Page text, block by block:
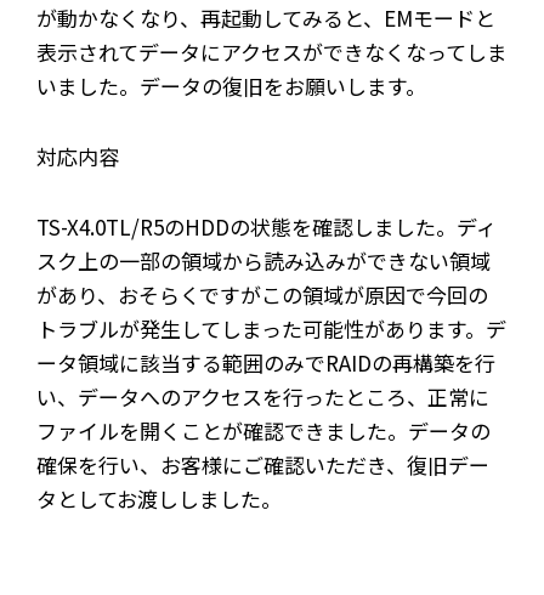
が動かなくなり、再起動してみると、EMモードと
表示されてデータにアクセスができなくなってしま
いました。データの復旧をお願いします。
対応内容
TS-X4.0TL/R5のHDDの状態を確認しました。ディ
スク上の一部の領域から読み込みができない領域
があり、おそらくですがこの領域が原因で今回の
トラブルが発生してしまった可能性があります。デ
ータ領域に該当する範囲のみでRAIDの再構築を行
い、データへのアクセスを行ったところ、正常に
ファイルを開くことが確認できました。データの
確保を行い、お客様にご確認いただき、復旧デー
タとしてお渡ししました。